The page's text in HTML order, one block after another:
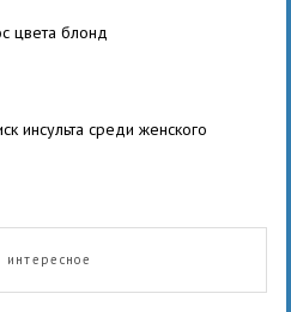
цвета блонд
инсульта среди женского
интересное